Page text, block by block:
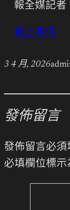
報全媒記者
賓士零件
3 4 月, 2026
發佈留言
發佈留言必須
必填欄位標示